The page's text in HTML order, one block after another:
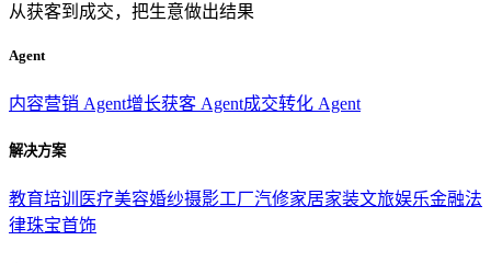
从获客到成交，把生意做出结果
Agent
内容营销 Agent增长获客 Agent成交转化 Agent
解决方案
教育培训 医疗美容婚纱摄影工厂汽修家居家装文旅娱乐金融法
律珠宝首饰